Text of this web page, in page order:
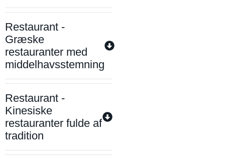
Restaurant -
Græske
restauranter med
middelhavsstemning
Restaurant -
Kinesiske
restauranter fulde af
tradition